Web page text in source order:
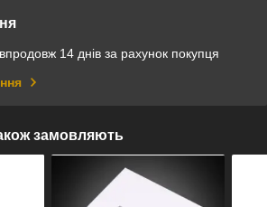
14 днів за рахунок покупця
замовляють